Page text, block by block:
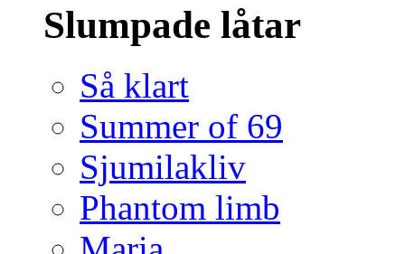
Slumpade låtar
Så klart
Summer of 69
Sjumilakliv
Phantom limb